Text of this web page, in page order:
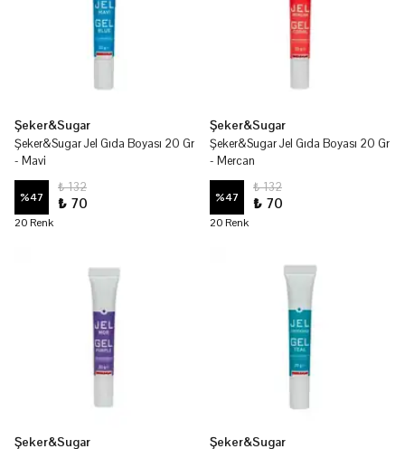
Şeker&Sugar
Şeker&Sugar Jel Gıda Boyası 20 Gr
- Mavi
%47
₺ 132
₺ 70
20 Renk
Şeker&Sugar
Şeker&Sugar Jel Gıda Boyası 20 Gr
- Mercan
%47
₺ 132
₺ 70
20 Renk
Şeker&Sugar Şeker&Sugar